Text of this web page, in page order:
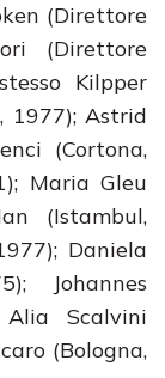
(Direttore
(Direttore
Kilpper
1977); Astrid
(Cortona,
Maria Gleu
(Istambul,
Daniela
Johannes
Scalvini
(Bologna,